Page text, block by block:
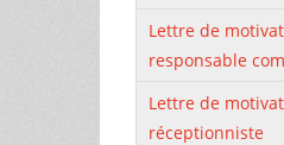
Lettre de
responsable
Lettre de
réceptionniste